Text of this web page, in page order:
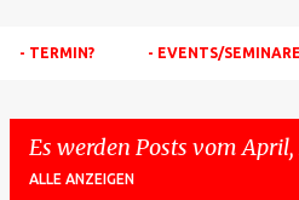
- TERMIN? - EVENTS/
Es werden Posts vom
ALLE ANZEIGEN